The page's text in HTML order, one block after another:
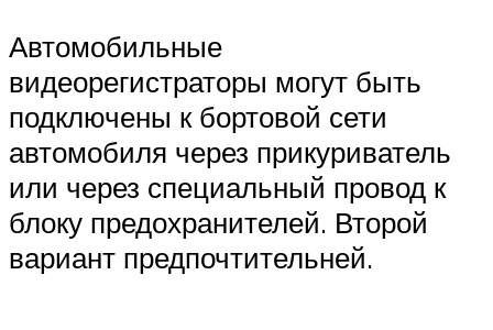
Автомобильные
видеорегистраторы могут быть
подключены к бортовой сети
автомобиля через прикуриватель
или через специальный провод к
блоку предохранителей. Второй
вариант предпочтительней.